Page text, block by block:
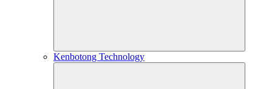
Kenbotong Technology